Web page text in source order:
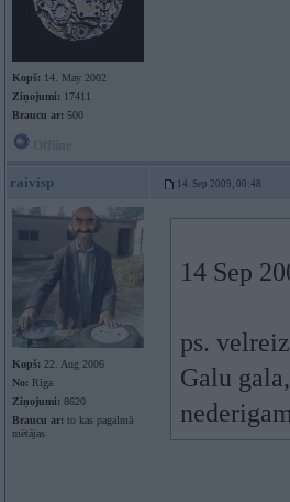
Kopš: 14. May 2002
Ziņojumi: 17411
Braucu ar: 500
raivisp 14. Sep 2009, 00:48
Kopš: 22. Aug 2006
No: Rīga
Ziņojumi: 8620
Braucu ar: to kas pagalmā
mētājas
14 Sep
ps.
Galu